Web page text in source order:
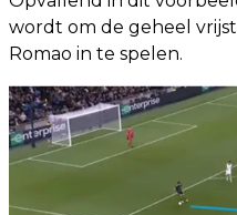
wordt om de geheel
Romao in te spelen.